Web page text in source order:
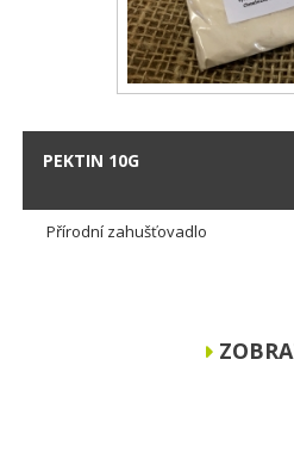
PEKTIN 10G
Přírodní zahušťovadlo